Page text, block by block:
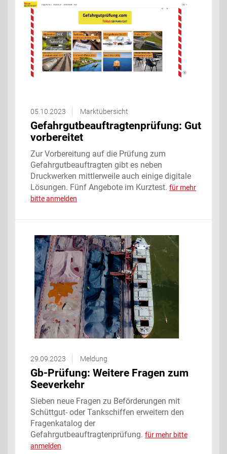
05.10.2023 Marktübersicht
Gefahrgutbeauftragtenprüfung: Gut
vorbereitet
Zur Vorbereitung auf die Prüfung zum
Gefahrgutbeauftragten gibt es neben
Druckwerken mittlerweile auch einige digitale
Lösungen. Fünf Angebote im Kurztest. für mehr
bitte anmelden
29.09.2023 Meldung
Gb-Prüfung: Weitere Fragen zum
Seeverkehr
Sieben neue Fragen zu Beförderungen mit
Schüttgut- oder Tankschiffen erweitern den
Fragenkatalog der
Gefahrgutbeauftragtenprüfung. für mehr bitte
anmelden